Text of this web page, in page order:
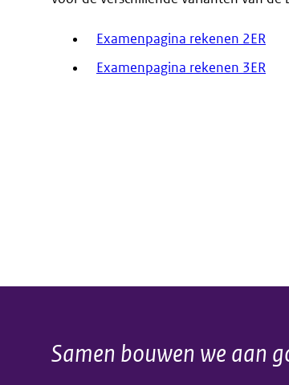
Examenpagina rekenen 2ER
Examenpagina rekenen 3ER
AlgemeneSamen bouwen we aan